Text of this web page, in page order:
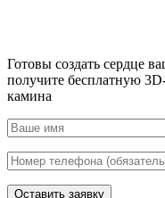
Готовы создать сердце
получите бесплатную
камина